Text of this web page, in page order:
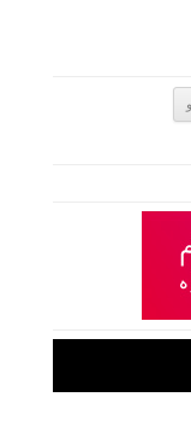
که خودتان از ماه عکس
این مقاله کمی رازهای